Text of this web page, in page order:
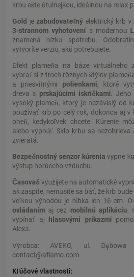
krbu ešte útulnejšou, ideálnou na relax
Gold jezabudovateľný elektrický krb v
3-strannom vyhotovení s modernou
znamená nízku spotrebu.
vytvoríte verziu, akú potrebujete.
Efekt plameňa na báze virtuálneho
vybrať si z troch rôznych štýlov
a priesvitnými polienkami,
ktoré
dreva s prskajúcimi iskričkami .
vysoký plameň, ktorý je nezávislý od
používať krb po celý rok, dokonca aj v
oheň, kedykoľvek chcete. Kúrenie
alebo vypnúť. Sklo krbu sa nezohrieva
zvieratá.
Bezpečnostný senzor kúrenia vypne
výstup horúceho vzduchu.
Časovač využijete na automatické
ak zaspíte, nemusíte sa báť, že krb
veľkou výhodou je hĺbka len 16 cm.
ovládaním aj cez mobilnú aplikáciu.
vypínať aj
hlasovými príkazmi
Alexa.
Výrobca: AVEKO, ul.
contact@aflamo.com
Kľúčové vlastnosti: